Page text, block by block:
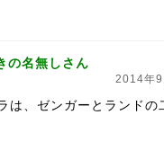
の名無しさん
2014年
は、ゼンガーとランドの